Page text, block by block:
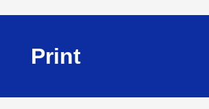
Print